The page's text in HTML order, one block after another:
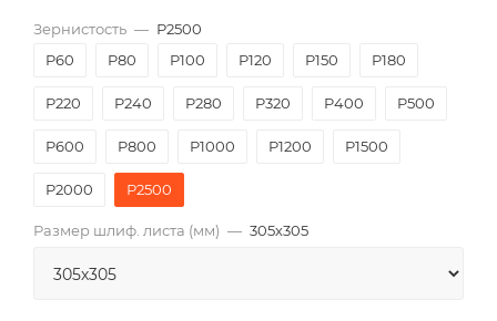
Зернистость — Р2500
P60
P80 P100 P120 P150 P180
P220 P240 P280 P320 P400 P500
P600 P800 P1000 P1200 P1500
P2000 Р2500
Размер шлиф. листа (мм) — 305х305